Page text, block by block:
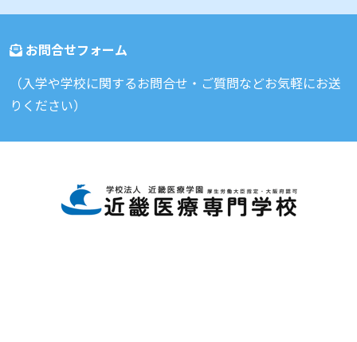
お問合せフォーム
（入学や学校に関するお問合せ・ご質問などお気軽にお送
りください）